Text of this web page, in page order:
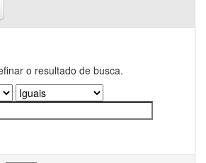
o resultado de busca.